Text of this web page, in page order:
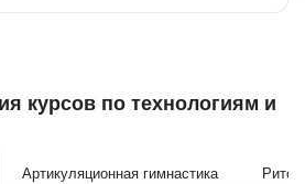
курсов по технологиям и
Артикуляционная гимнастика